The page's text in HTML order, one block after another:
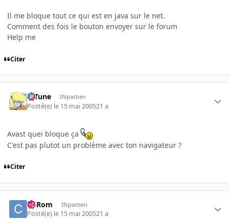
Il me bloque tout ce qui est en java sur le net.
Comment des fois le bouton envoyer sur le forum
Help me
Citer
D-Tune INpactien
Posté(e) le 15 mai 200521 a
Avast quei bloque ça
C'est pas plutot un problème avec ton navigateur ?
Citer
ChRom INpactien
Posté(e) le 15 mai 200521 a